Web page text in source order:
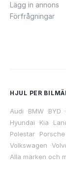
Lägg in annons
Förfrågningar
HJUL PER
Audi ·BMW ·BYD ·
Hyundai ·Kia ·
Polestar ·Porsche
Volkswagen ·
Alla märken och